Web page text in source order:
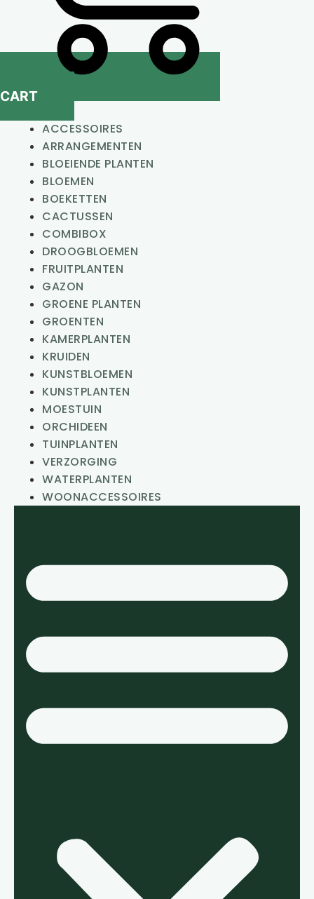
CART
ACCESSOIRES
ARRANGEMENTEN
BLOEIENDE PLANTEN
BLOEMEN
BOEKETTEN
CACTUSSEN
COMBIBOX
DROOGBLOEMEN
FRUITPLANTEN
GAZON
GROENE PLANTEN
GROENTEN
KAMERPLANTEN
KRUIDEN
KUNSTBLOEMEN
KUNSTPLANTEN
MOESTUIN
ORCHIDEEN
TUINPLANTEN
VERZORGING
WATERPLANTEN
WOONACCESSOIRES